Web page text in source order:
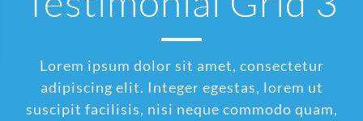
Lorem ipsum dolor sit amet, consectetur
adipiscing elit. Integer egestas, lorem ut
suscipit facilisis, nisi neque commodo quam,